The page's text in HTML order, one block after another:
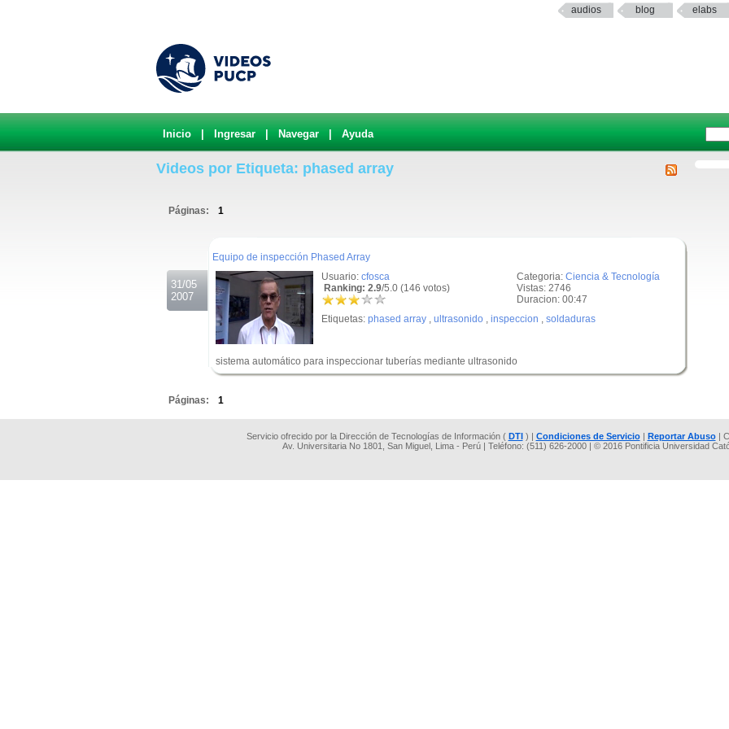
audios blog elabs
Inicio Ingresar Navegar Ayuda
Videos por Etiqueta: phased array
Páginas: 1
31/05
2007
Equipo de inspección Phased Array
Categoria: Ciencia & Tecnología
Vistas: 2746
Duracion: 00:47
Usuario: cfosca
Ranking: 2.9/5.0 (146 votos)
Etiquetas: phased array , ultrasonido , inspeccion , soldaduras
sistema automático para inspeccionar tuberías mediante ultrasonido
Páginas: 1
Servicio ofrecido por la Dirección de Tecnologías de Información ( DTI) | Condiciones de Servicio| Reportar Abuso|
Av. Universitaria No 1801, San Miguel, Lima - Perú | Teléfono: (511) 626-2000 | © 2016 Pontificia Universidad